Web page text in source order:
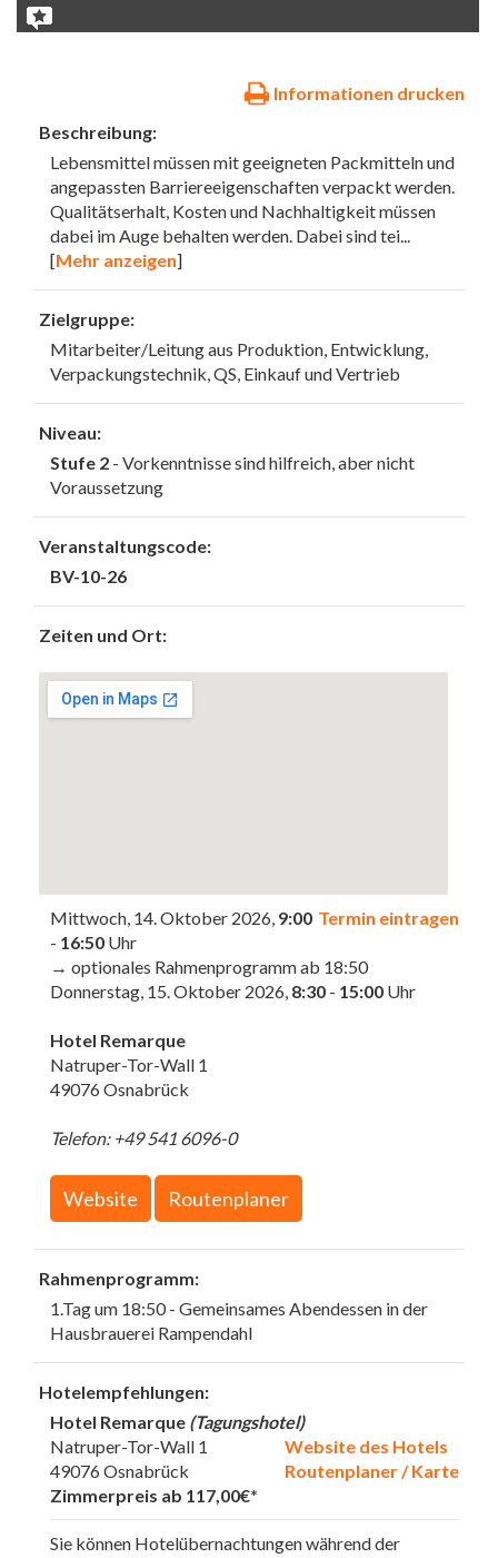
Informationen drucken
Beschreibung:
Lebensmittel müssen mit geeigneten Packmitteln und
angepassten Barriereeigenschaften verpackt werden.
Qualitätserhalt, Kosten und Nachhaltigkeit müssen
dabei im Auge behalten werden. Dabei sind tei
[Mehr anzeigen]
Zielgruppe:
Mitarbeiter/Leitung aus Produktion, Entwicklung,
Verpackungstechnik, QS, Einkauf und Vertrieb
Niveau:
Stufe 2 - Vorkenntnisse sind hilfreich, aber nicht
Voraussetzung
Veranstaltungscode:
BV-10-26
Zeiten und Ort:
Termin eintragen
Mittwoch, 14. Oktober 2026, 9:00
- 16:50 Uhr
→ optionales Rahmenprogramm ab 18:50
Donnerstag, 15. Oktober 2026, 8:30 - 15:00 Uhr
Hotel Remarque
Natruper-Tor-Wall 1
49076 Osnabrück
Telefon: +49 541 6096-0
Website Routenplaner
Rahmenprogramm:
1.Tag um 18:50 - Gemeinsames Abendessen in der
Hausbrauerei Rampendahl
Hotelempfehlungen:
Hotel Remarque (Tagungshotel)
Website des Hotels
Routenplaner / Karte
Natruper-Tor-Wall 1
49076 Osnabrück
Zimmerpreis ab 117,00€*
Sie können Hotelübernachtungen während der